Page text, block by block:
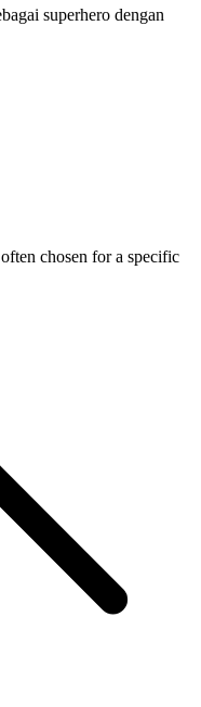
superhero dengan
chosen for a specific